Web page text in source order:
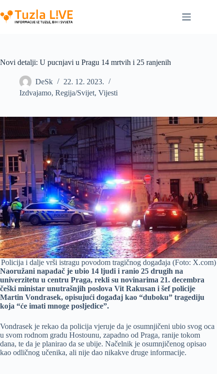
to
content
Novi detalji: U pucnjavi u Pragu 14 mrtvih i 25 ranjenih
DeSk
22. 12. 2023.
Izdvajamo, Regija/Svijet, Vijesti
Policija i dalje vrši istragu povodom tragičnog događaja (Foto: X.com)
Naoružani napadač je ubio 14 ljudi i ranio 25 drugih na
univerzitetu u centru Praga, rekli su novinarima 21. decembra
češki ministar unutrašnjih poslova Vit Rakusan i šef policije
Martin Vondrasek, opisujući događaj kao “duboku” tragediju
koja “će imati mnoge posljedice”.
Vondrasek je rekao da policija vjeruje da je osumnjičeni ubio svog oca
u svom rodnom gradu Hostounu, zapadno od Praga, ranije tokom
dana, te da je planirao da se ubije. Načelnik je osumnjičenog opisao
kao odličnog učenika, ali nije dao nikakve druge informacije.